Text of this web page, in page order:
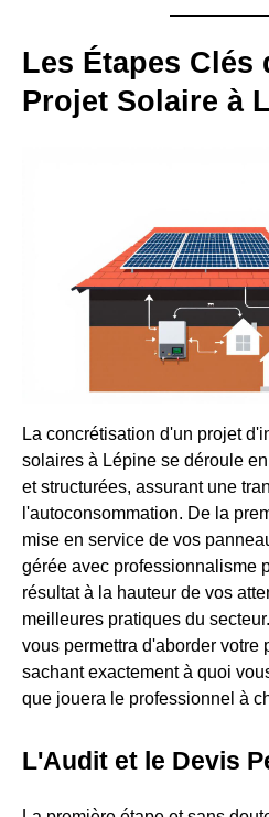
Les Étapes Clés
Projet Solaire à
La concrétisation d'un projet
solaires à Lépine se déroule
et structurées, assurant une
l'autoconsommation. De la
mise en service de vos
gérée avec professionnalisme
résultat à la hauteur de vos
meilleures pratiques du
vous permettra d'aborder votre
sachant exactement à quoi
que jouera le professionnel à
L'Audit et le Devis